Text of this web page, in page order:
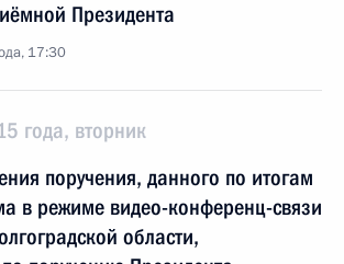
Президента
17:30
года, вторник
поручения, данного по итогам
в режиме видео-конференц-связи
области,